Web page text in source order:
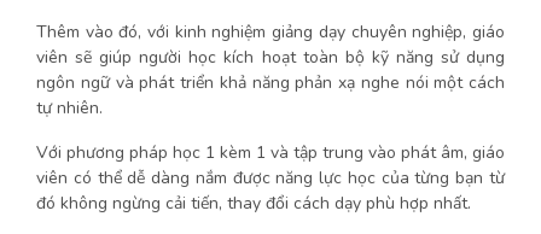
Thêm vào đó, với kinh nghiệm giảng dạy chuyên nghiệp, giáo
viên sẽ giúp người học kích hoạt toàn bộ kỹ năng sử dụng
ngôn ngữ và phát triển khả năng phản xạ nghe nói một cách
tự nhiên.
Với phương pháp học 1 kèm 1 và tập trung vào phát âm, giáo
viên có thể dễ dàng nắm được năng lực học của từng bạn từ
đó không ngừng cải tiến, thay đổi cách dạy phù hợp nhất.